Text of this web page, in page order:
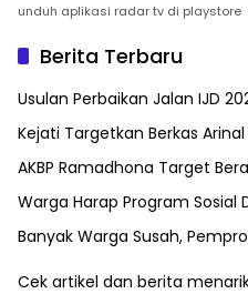
unduh aplikasi radar tv di playstore
Berita Terbaru
Usulan Perbaikan Jalan IJD
Kejati Targetkan Berkas
AKBP Ramadhona Target
Warga Harap Program Sosial
Banyak Warga Susah,
Cek artikel dan berita